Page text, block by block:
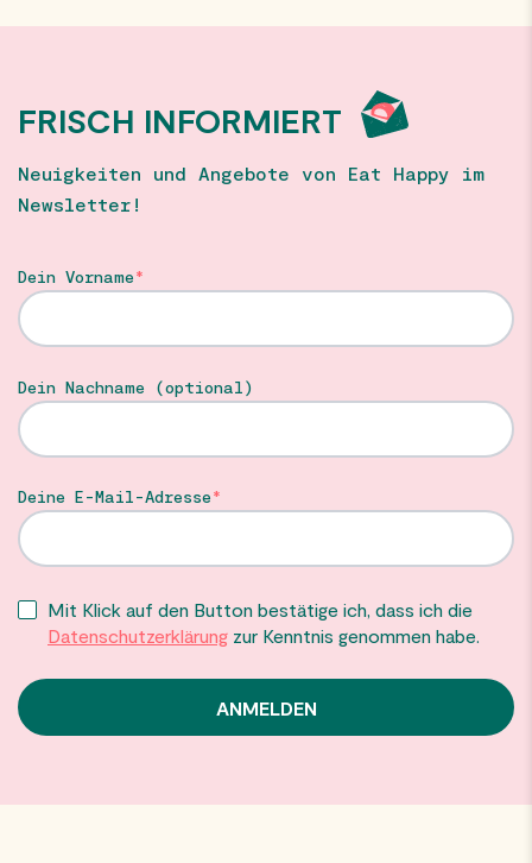
FRISCH INFORMIERT
Neuigkeiten und Angebote von Eat Happy im
Newsletter!
Dein Vorname
Dein Nachname (optional)
Deine E-Mail-Adresse
Mit Klick auf den Button bestätige ich, dass ich die
Datenschutzerklärung zur Kenntnis genommen habe.